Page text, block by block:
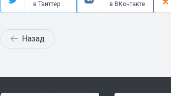
в Твиттер
в ВКонтакте
Назад